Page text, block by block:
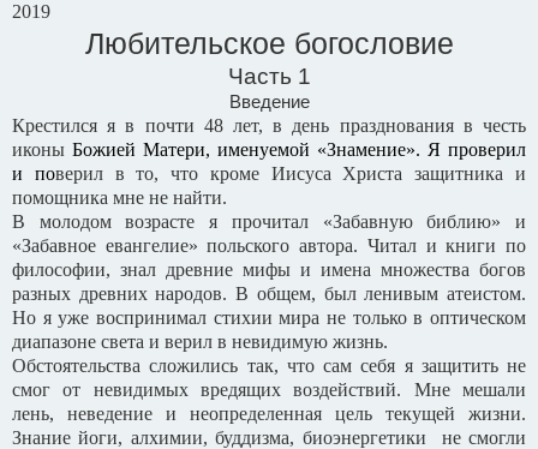
2019
Любительское богословие
Часть 1
Введение
Крестился я в почти 48 лет, в день празднования в честь
иконы Божией Матери, именуемой «Знамение». Я проверил
и поверил в то, что кроме Иисуса Христа защитника и
помощника мне не найти.
В молодом возрасте я прочитал «Забавную библию» и
«Забавное евангелие» польского автора. Читал и книги по
философии, знал древние мифы и имена множества богов
разных древних народов. В общем, был ленивым атеистом.
Но я уже воспринимал стихии мира не только в оптическом
диапазоне света и верил в невидимую жизнь.
Обстоятельства сложились так, что сам себя я защитить не
смог от невидимых вредящих воздействий. Мне мешали
лень, неведение и неопределенная цель текущей жизни.
Знание йоги, алхимии, буддизма, биоэнергетики не смогли